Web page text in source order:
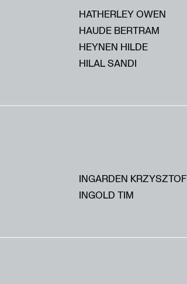
HATHERLEY OWEN
HAUDE BERTRAM
HEYNEN HILDE
HILAL SANDI
INGARDEN KRZYSZTOF
INGOLD TIM